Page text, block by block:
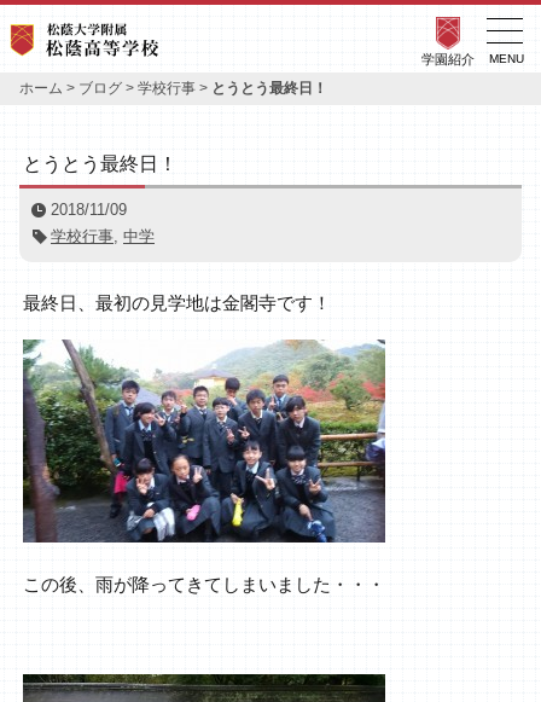
学園紹介
ホーム > ブログ > 学校行事 > とうとう最終日！
とうとう最終日！
2018/11/09
学校行事, 中学
最終日、最初の見学地は金閣寺です！
この後、雨が降ってきてしまいました・・・
MENU